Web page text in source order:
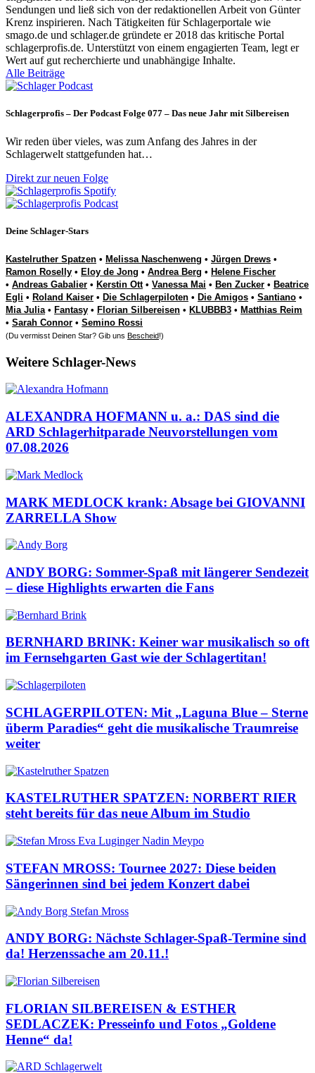
Sendungen und ließ sich von der redaktionellen Arbeit von Günter
Krenz inspirieren. Nach Tätigkeiten für Schlagerportale wie
smago.de und schlager.de gründete er 2018 das kritische Portal
schlagerprofis.de. Unterstützt von einem engagierten Team, legt er
Wert auf gut recherchierte und unabhängige Inhalte.
Alle Beiträge
Schlagerprofis – Der Podcast Folge 077 – Das neue Jahr mit Silbereisen
Wir reden über vieles, was zum Anfang des Jahres in der
Schlagerwelt stattgefunden hat…
Direkt zur neuen Folge
Deine Schlager-Stars
Kastelruther Spatzen • Melissa Naschenweng • Jürgen Drews •
Ramon Roselly • Eloy de Jong • Andrea Berg • Helene Fischer
• Andreas Gabalier • Kerstin Ott• Vanessa Mai • Ben Zucker • Beatrice
Egli • Roland Kaiser • Die Schlagerpiloten • Die Amigos • Santiano •
Mia Julia• Fantasy • Florian Silbereisen • KLUBBB3 • Matthias Reim
• Sarah Connor • Semino Rossi
(Du vermisst Deinen Star? Gib uns Bescheid!)
Weitere Schlager-News
ALEXANDRA HOFMANN u. a.: DAS sind die
ARD Schlagerhitparade Neuvorstellungen vom
07.08.2026
MARK MEDLOCK krank: Absage bei GIOVANNI
ZARRELLA Show
ANDY BORG: Sommer-Spaß mit längerer Sendezeit
– diese Highlights erwarten die Fans
BERNHARD BRINK: Keiner war musikalisch so oft
im Fernsehgarten Gast wie der Schlagertitan!
SCHLAGERPILOTEN: Mit „Laguna Blue – Sterne
überm Paradies“ geht die musikalische Traumreise
weiter
KASTELRUTHER SPATZEN: NORBERT RIER
steht bereits für das neue Album im Studio
STEFAN MROSS: Tournee 2027: Diese beiden
Sängerinnen sind bei jedem Konzert dabei
ANDY BORG: Nächste Schlager-Spaß-Termine sind
da! Herzenssache am 20.11.!
FLORIAN SILBEREISEN & ESTHER
SEDLACZEK: Presseinfo und Fotos „Goldene
Henne“ da!